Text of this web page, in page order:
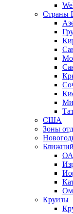
Страны
США
Зоны
Круизы